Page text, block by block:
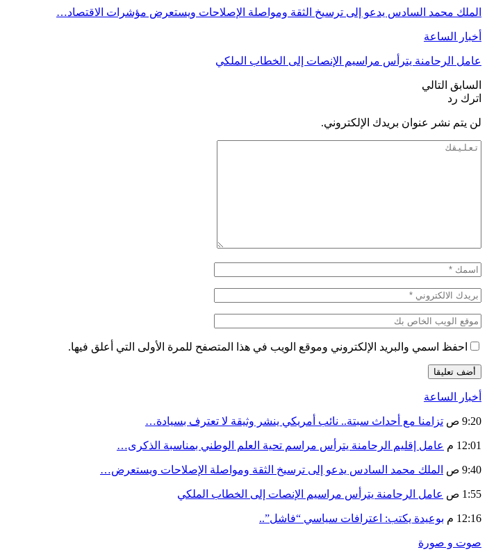
الملك محمد السادس يدعو إلى ترسيخ الثقة ومواصلة الإصلاحات ويستعرض مؤشرات الاقتصاد…
أخبار الساعة
عامل الرحامنة يترأس مراسيم الإنصات إلى الخطاب الملكي
السابق التالي
اترك رد
لن يتم نشر عنوان بريدك الإلكتروني.
احفظ اسمي والبريد الإلكتروني وموقع الويب في هذا المتصفح للمرة الأولى التي أعلق فيها.
أخبار الساعة
9:20 ص تزامنا مع أحداث سبتة.. نائب أمريكي ينشر وثيقة لا تعترف بسيادة…
12:01 م عامل إقليم الرحامنة يترأس مراسم تحية العلم الوطني بمناسبة الذكرى…
9:40 ص الملك محمد السادس يدعو إلى ترسيخ الثقة ومواصلة الإصلاحات ويستعرض…
1:55 ص عامل الرحامنة يترأس مراسيم الإنصات إلى الخطاب الملكي
12:16 م بوعيدة يكتب: اعترافات سياسي “فاشل”..
صوت و صورة